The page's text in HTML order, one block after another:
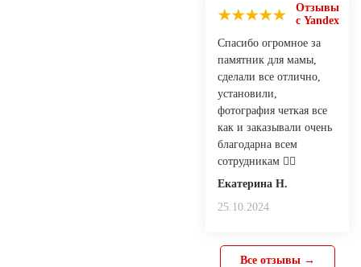
Отзывы
с Yandex
Спасибо огромное за
памятник для мамы,
сделали все отлично,
установили,
фотография четкая все
как и заказывали очень
благодарна всем
сотрудникам 👍🏻
Екатерина Н.
25.10.2024
Все отзывы →